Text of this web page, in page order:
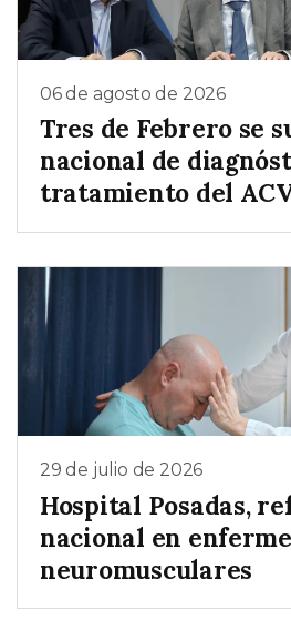
06 de agosto de 2026
Tres de Febrero se
nacional de
tratamiento del
29 de julio de 2026
Hospital Posadas,
nacional en
neuromusculares